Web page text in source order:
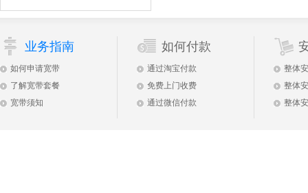
业务指南
如何申请宽带
了解宽带套餐
宽带须知
如何付款
通过淘宝付款
免费上门收费
通过微信付款
整体
整体
整体